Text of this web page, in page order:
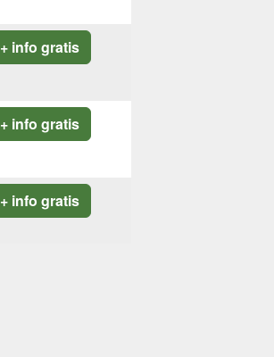
+ info gratis
+ info gratis
+ info gratis